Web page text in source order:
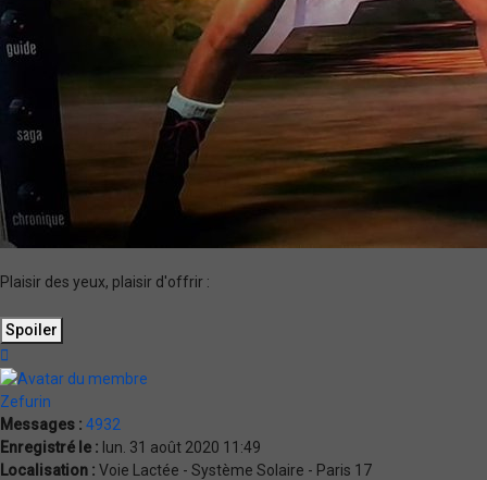
Plaisir des yeux, plaisir d'offrir :
Zefurin
Messages : 4932
Enregistré le : lun. 31 août 2020 11:49
Localisation : Voie Lactée - Système Solaire - Paris 17